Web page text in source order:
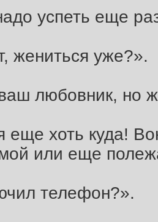
успеть еще
жениться уже?».
любовник, но
еще хоть куда!
или еще
телефон?».